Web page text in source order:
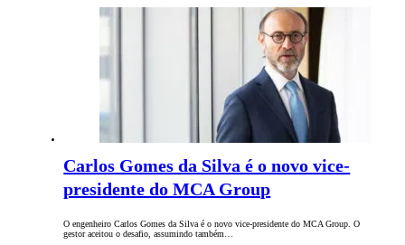
Carlos Gomes da Silva é o novo vice-
presidente do MCA Group
O engenheiro Carlos Gomes da Silva é o novo vice-presidente do MCA Group. O
gestor aceitou o desafio, assumindo também…